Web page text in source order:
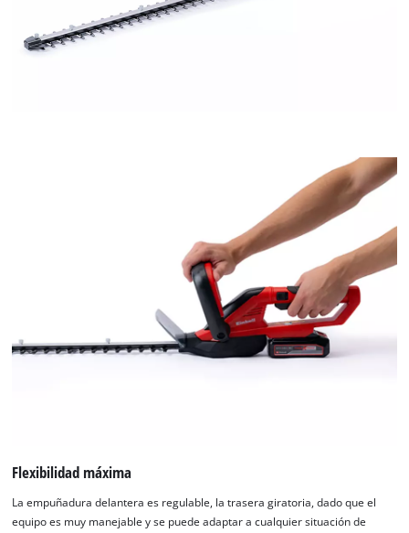
Flexibilidad máxima
La empuñadura delantera es regulable, la trasera giratoria, dado que el
equipo es muy manejable y se puede adaptar a cualquier situación de